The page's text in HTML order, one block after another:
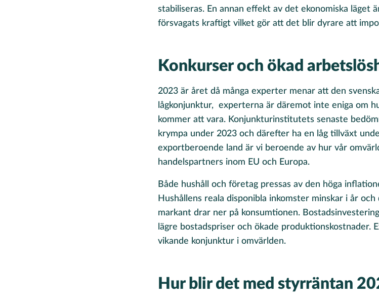
stabiliseras. En annan effekt av det ekonomiska läget
försvagats kraftigt vilket gör att det blir dyrare att
Konkurser och ökad
2023 är året då många experter menar att den
lågkonjunktur, experterna är däremot inte eniga om
kommer att vara. Konjunkturinstitutets senaste
krympa under 2023 och därefter ha en låg tillväxt
exportberoende land är vi beroende av hur vår
handelspartners inom EU och Europa.
Både hushåll och företag pressas av den höga
Hushållens reala disponibla inkomster minskar i år
markant drar ner på konsumtionen.
lägre bostadspriser och ökade produktionskostnader.
vikande konjunktur i omvärlden.
Hur blir det med styrräntan